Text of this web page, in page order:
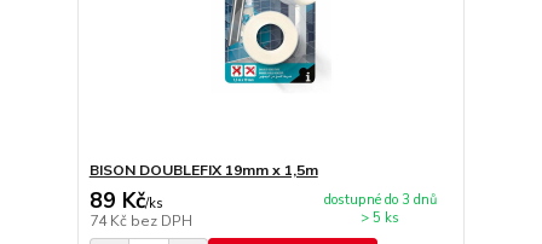
BISON DOUBLEFIX 19mm x 1,5m
89 Kč/ks
74 Kč bez DPH
dostupné do 3 dnů
> 5 ks